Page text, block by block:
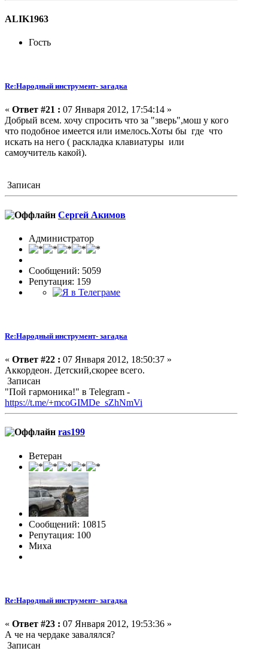
ALIK1963
Гость
Re:Народный инструмент- загадка
« Ответ #21 : 07 Января 2012, 17:54:14 »
Добрый всем. хочу спросить что за "зверь",мош у кого
что подобное имеется или имелось.Хоты бы где что
искать на него ( раскладка клавиатуры или
самоучитель какой).
Записан
Сергей Акимов
Администратор
Сообщений: 5059
Репутация: 159
Re:Народный инструмент- загадка
« Ответ #22 : 07 Января 2012, 18:50:37 »
Аккордеон. Детский,скорее всего.
Записан
"Пой гармоника!" в Telegram -
https://t.me/+mcoGIMDe_sZhNmVi
ras199
Ветеран
Сообщений: 10815
Репутация: 100
Миха
Re:Народный инструмент- загадка
« Ответ #23 : 07 Января 2012, 19:53:36 »
А че на чердаке завалялся?
Записан